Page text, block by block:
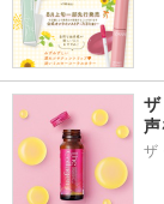
ザ
声
ザ